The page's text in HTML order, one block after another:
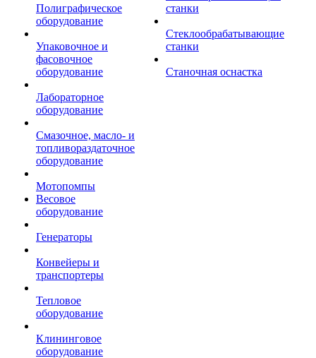
Полиграфическое
оборудование
Упаковочное и
фасовочное
оборудование
Лабораторное
оборудование
Смазочное, масло- и
топливораздаточное
оборудование
Мотопомпы
Весовое
оборудование
Генераторы
Конвейеры и
транспортеры
Тепловое
оборудование
Клининговое
оборудование
станки
Стеклообрабатывающие
станки
Станочная оснастка